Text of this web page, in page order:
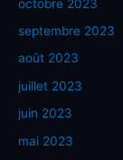
octobre 2023
septembre 2023
août 2023
juillet 2023
juin 2023
mai 2023